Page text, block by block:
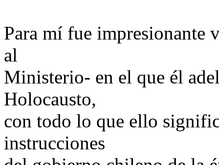
Para mí fue impresionante
al
Ministerio- en el que él
Holocausto,
con todo lo que ello
instrucciones